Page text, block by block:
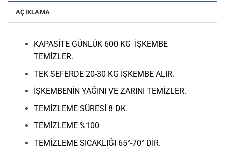
AÇIKLAMA
KAPASİTE GÜNLÜK 600 KG İŞKEMBE
TEMİZLER.
TEK SEFERDE 20-30 KG İŞKEMBE ALIR.
İŞKEMBENİN YAĞINI VE ZARINI TEMİZLER.
TEMİZLEME SÜRESİ 8 DK.
TEMİZLEME %100
TEMİZLEME SICAKLIĞI 65°-70° DİR.